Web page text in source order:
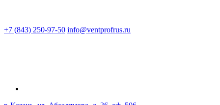
+7 (843) 250-97-50 info@ventprofrus.ru